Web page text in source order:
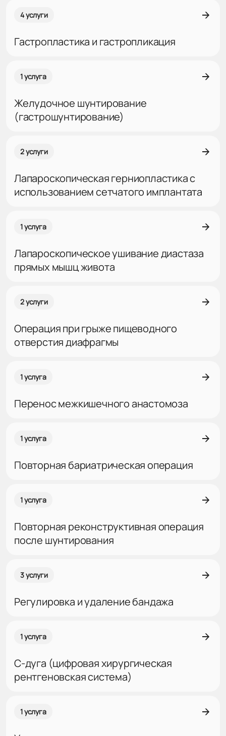
4 услуги
Гастропластика и гастропликация
1 услуга
Желудочное шунтирование
(гастрошунтирование)
2 услуги
Лапароскопическая герниопластика с
использованием сетчатого имплантата
1 услуга
Лапароскопическое ушивание диастаза
прямых мышц живота
2 услуги
Операция при грыже пищеводного
отверстия диафрагмы
1 услуга
Перенос межкишечного анастомоза
1 услуга
Повторная бариатрическая операция
1 услуга
Повторная реконструктивная операция
после шунтирования
3 услуги
Регулировка и удаление бандажа
1 услуга
С-дуга (цифровая хирургическая
рентгеновская система)
1 услуга